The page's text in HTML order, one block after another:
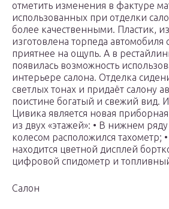
отметить изменения в фактуре
использованных при отделки
более качественными. Пластик,
изготовлена торпеда автомобиля
приятнее на ощупь. А в
появилась возможность
интерьере салона. Отделка
светлых тонах и придаёт салону
поистине богатый и свежий вид.
Цивика является новая
из двух «этажей»: • В нижнем
колесом расположился тахометр;
находится цветной дисплей
цифровой спидометр и
Салон